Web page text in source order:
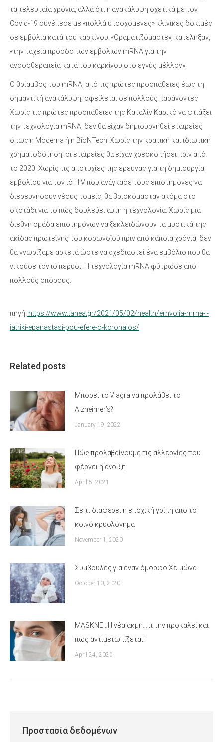
τα τελευταία χρόνια, αλλά ότι η ανακάλυψη σχετικά με τον
Covid-19 συνέπεσε με «πολλά υποσχόμενες» κλινικές δοκιμές
σε εμβόλια κατά του καρκίνου. «Οραματιζόμαστε», κατέληξαν,
«την ταχεία πρόοδο των εμβολίων mRNA για την
ανοσοθεραπεία κατά του καρκίνου στο εγγύς μέλλον».
Ο θρίαμβος του mRNA, από τις πρώτες προσπάθειες έως τη
σημαντική ανακάλυψη, οφείλεται σε πολλούς παράγοντες.
Χωρίς τις πρώτες προσπάθειες της Καταλίν Καρικό να φτιάξει
την τεχνολογία mRNA, δεν θα είχαν δημιουργηθεί εταιρείες
όπως η Moderna ή η BioNTech. Χωρίς την κρατική και ιδιωτική
χρηματοδότηση, οι εταιρείες θα είχαν χρεοκοπήσει πριν από
το 2020. Χωρίς τις αποτυχίες της έρευνας για τη δημιουργία
εμβολίου για τον ιό HIV που ανάγκασε τους επιστήμονες να
διερευνήσουν νέους τομείς, θα βρισκόμασταν ακόμα στο
σκοτάδι για το πώς δουλεύει αυτή η τεχνολογία. Χωρίς μια
διεθνή ομάδα επιστημόνων να ξεκλειδώνουν τα μυστικά της
ακίδας πρωτεΐνης του κορωνοϊού πριν από κάποια χρόνια, δεν
θα γνωρίζαμε αρκετά ώστε να σχεδιαστεί ένα εμβόλιο που θα
νικούσε τον ιό πέρυσι. Η τεχνολογία mRNA φύτρωσε από
πολλούς σπόρους.
πηγή: https://www.tanea.gr/2021/05/02/health/emvolia-mrna-i-
iatriki-epanastasi-pou-efere-o-koronaios/
Related posts
Μπορεί το Viagra να προλάβει το
Alzheimer’s?
January 19, 2022
Πώς προλαβαίνουμε τις αλλεργίες που
φέρνει η άνοιξη
April 5, 2021
Σε τι διαφέρει η εποχική γρίπη από το
κοινό κρυολόγημα
November 1, 2020
Συμβουλές για έναν όμορφο Χειμώνα
October 10, 2020
MASKNE : Η νέα ακμή…τι την προκαλεί και
πως αντιμετωπίζεται!
April 24, 2020
Προστασία δεδομένων